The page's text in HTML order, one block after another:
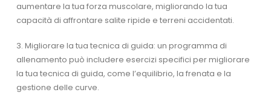
aumentare la tua forza muscolare, migliorando la tua
capacità di affrontare salite ripide e terreni accidentati.
3. Migliorare la tua tecnica di guida: un programma di
allenamento può includere esercizi specifici per migliorare
la tua tecnica di guida, come l’equilibrio, la frenata e la
gestione delle curve.